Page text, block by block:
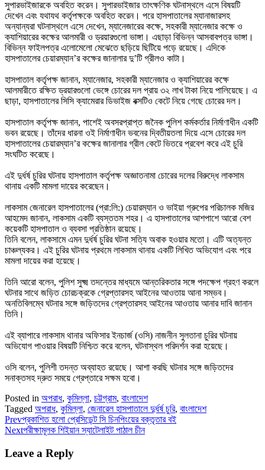
সুপারভাইজারকে অবহিত করেন। সুপারভাইজার তাৎক্ষণিক ঘটনাস্থলে এসে বিষয়টি
দেখেন এবং যথাযথ কর্তৃপক্ষকে অবহিত করেন। পরে হাসপাতালের ম্যানাজারসহ
অন্যান্যরা ঘটনাস্থলে এসে দেখেন, ম্যানেজারের কক্ষে, সহকারী ম্যানেজার কক্ষে ও
ক্যাশিয়ারের কক্ষের আলমারী ও ড্রয়ারগুলো ভাঙ্গা। এছাড়া বিভিন্ন আসবাবপত্র ভাঙ্গা।
বিভিন্ন ফাইলপত্র এলোমেলো মেঝেতে ছড়িয়ে ছিটিয়ে পড়ে রয়েছে। এদিকে
হাসপাতালের চেয়ারম্যান’র কক্ষের জানালার দু’টি গ্রীলও কাটা।
হাসপাতাল কর্তৃপক্ষ জানান, ম্যানেজার, সহকারী ম্যানেজার ও ক্যাশিয়ারের কক্ষে
আলমারীতে রক্ষিত ড্রয়ারগুলো ভেঙ্গে চোরের দল প্রায় ৩২ লাখ টাকা নিয়ে পালিয়েছে। এ
ছাড়া, হাসপাতালের সিসি ক্যামেরার ডিভাইজ বক্সটিও কেটে নিয়ে গেছে চোরের দল।
হাসপাতাল কর্তৃপক্ষ জানান, পাশেই অবসরপ্রাপ্ত জনৈক পুলিশ কর্মকর্তার নির্মাণাধীন একটি
ভবন রয়েছে। তাঁদের ধারনা ওই নির্মাণাধীন ভবনের দ্বিতীয়তলা দিয়ে এসে চোরের দল
হাসপাতালের চেয়ারম্যান’র কক্ষের জানালার গ্রীল কেটে ভিতরে প্রবেশ করে এই চুরি
সংঘটিত করেছে।
এই দুর্ধর্ষ চুরির ঘটনায় হাসপাতাল কর্তৃপক্ষ অজ্ঞাতনামা চোরের দলের বিরুদ্ধে লাকসাম
থানায় একটি মামলা দায়ের করেছেন।
লাকসাম জেনারেল হাসপাতালের (প্রা:লি:) চেয়ারম্যান ও ভাইয়া গ্রুপের পরিচালক মজির
আহমেদ জানান, লাকসাম একটি ব্যস্ততম শহর। এ হাসপাতালের আশপাশে আরো বেশ
কয়েকটি হাসপাতাল ও ব্যবসা প্রতিষ্ঠান রয়েছে।
তিনি বলেন, লাকসামে এমন দুর্ধর্ষ চুরির ঘটনা সত্যি অবাক হওয়ার মতো। এটি অত্যন্ত
চাঞ্চল্যকর। এই চুরির ঘটনায় প্রথমে লাকসাম থানায় একটি লিখিত অভিযোগ এবং পরে
মামলা দায়ের করা হয়েছে।
তিনি আরো বলেন, পুলিশ সুক্ষ্ম তদন্তের মাধ্যমে আন্তরিকতার সঙ্গে পদক্ষেপ গ্রহণ করলে
ঘটনার সাথে জড়িত চোরচক্রকে গ্রেপ্তারসহ আইনের আওতায় আনা সম্ভব।
অনতিবিলম্বে ঘটনার সঙ্গে জড়িতদের গ্রেপ্তারসহ আইনের আওতায় আনার দাবি জানান
তিনি।
এই ব্যাপারে লাকসাম থানার অফিসার ইনচার্জ (ওসি) নাজনীন সুলতানা চুরির ঘটনায়
অভিযোগ পাওয়ার বিষয়টি নিশ্চিত করে বলেন, ঘটনাস্থল পরিদর্শন করা হয়েছে।
ওসি বলেন, পুলিশী তদন্ত অব্যাহত রয়েছে। আশা করছি ঘটনার সঙ্গে জড়িতদের
সনাক্তসহ দ্রুত সময়ে গ্রেপ্তারে সক্ষম হবো।
Posted in অপরাধ, কুমিল্লা, চট্টগ্রাম, বাংলাদেশ
Tagged অপরাধ, কুমিল্লা, জেনারেল হাসপাতালে দুর্ধর্ষ চুরি, বাংলাদেশ
Prevপ্রকাশিত হলো প্রেসিডেন্ট সি চিনপিংয়ের বক্তৃতার বই
Nextপরীক্ষামূলক শিইয়ান স্যাটেলাইট পাঠাল চীন
Leave a Reply